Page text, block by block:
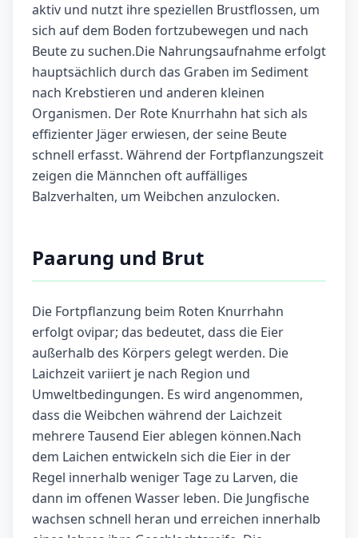
aktiv und nutzt ihre speziellen Brustflossen, um
sich auf dem Boden fortzubewegen und nach
Beute zu suchen.Die Nahrungsaufnahme erfolgt
hauptsächlich durch das Graben im Sediment
nach Krebstieren und anderen kleinen
Organismen. Der Rote Knurrhahn hat sich als
effizienter Jäger erwiesen, der seine Beute
schnell erfasst. Während der Fortpflanzungszeit
zeigen die Männchen oft auffälliges
Balzverhalten, um Weibchen anzulocken.
Paarung und Brut
Die Fortpflanzung beim Roten Knurrhahn
erfolgt ovipar; das bedeutet, dass die Eier
außerhalb des Körpers gelegt werden. Die
Laichzeit variiert je nach Region und
Umweltbedingungen. Es wird angenommen,
dass die Weibchen während der Laichzeit
mehrere Tausend Eier ablegen können.Nach
dem Laichen entwickeln sich die Eier in der
Regel innerhalb weniger Tage zu Larven, die
dann im offenen Wasser leben. Die Jungfische
wachsen schnell heran und erreichen innerhalb